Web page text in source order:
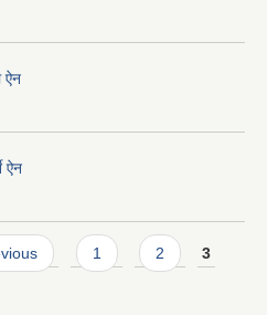
ऐन
ऐन
1 2 3